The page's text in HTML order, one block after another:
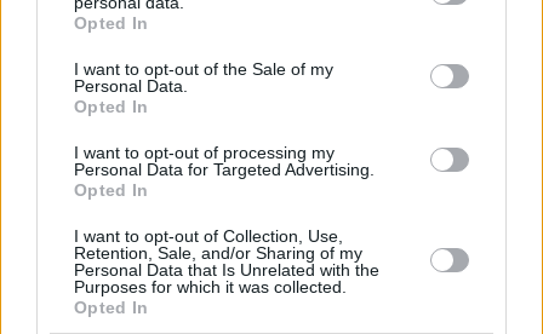
grant or deny consent to Google and its third-party tags to
use your data for below specified purposes in below Google
consent section.
Opted In
I want to opt-out of the Sale of my
Personal Data.
Opted In
I want to opt-out of processing my
Personal Data for Targeted Advertising.
Opted In
I want to opt-out of Collection, Use,
Retention, Sale, and/or Sharing of my
Personal Data that Is Unrelated with the
Purposes for which it was collected.
Opted In
«Θέλαμε αυτό το ματς, είμαστε ανοικτοί στο
μεταγραφικό παράθυρο», δείτε βίντεο
Όλα όσα χρειάζεται να ξέρετε για τις αντιδράσεις μιας
φοβικής γάτας
πριν 44 λεπτά
Η Ελίζαμπεθ Ελέτσι πήρε ευχή για το μωρό της, οι
φωτογραφίες από τον Άγιο Νεκτάριο
πριν μία ώρα
Γλυκά της Τήνου που κρατούν ζωντανή την παράδοσή
πριν μία ώρα